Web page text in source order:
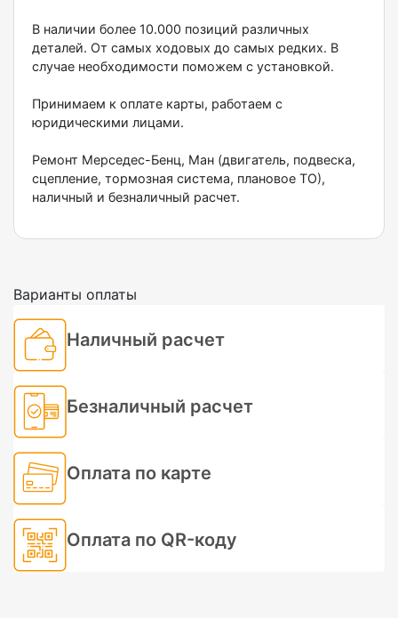
В наличии более 10.000 позиций различных
деталей. От самых ходовых до самых редких. В
случае необходимости поможем с установкой.
Принимаем к оплате карты, работаем с
юридическими лицами.
Ремонт Мерседес-Бенц, Ман (двигатель, подвеска,
сцепление, тормозная система, плановое ТО),
наличный и безналичный расчет.
Варианты оплаты
Наличный расчет
Безналичный расчет
Оплата по карте
Оплата по QR-коду